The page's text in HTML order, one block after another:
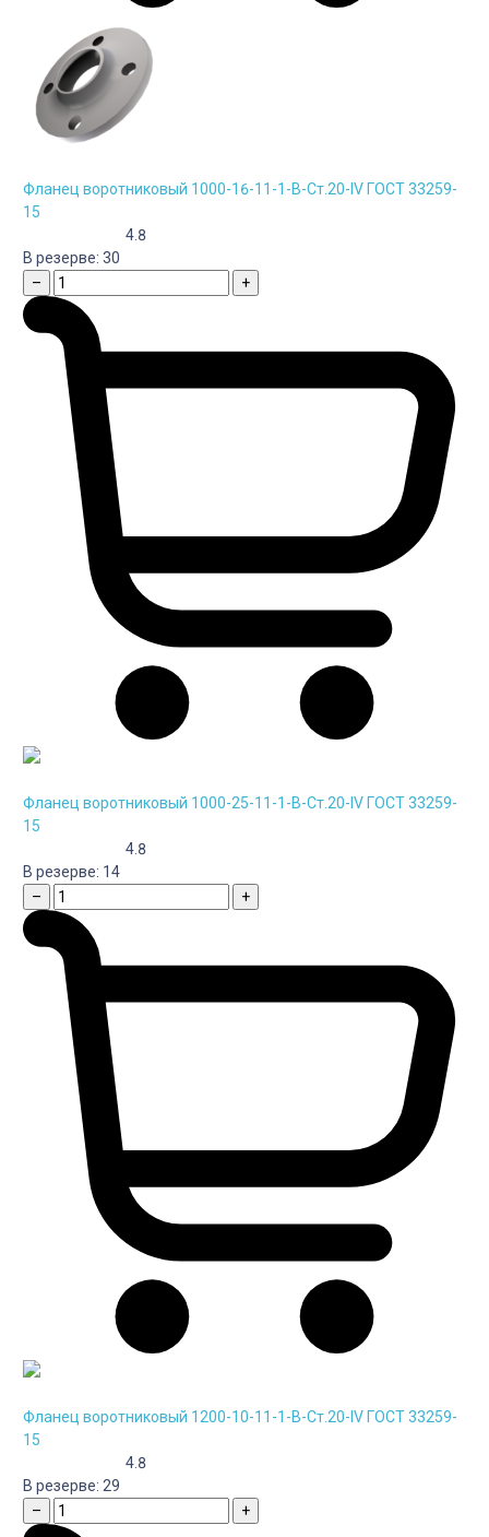
Фланец воротниковый 1000-16-11-1-B-Cт.20-IV ГОСТ 33259-
15
4.8
В резерве: 30
–
+
Фланец воротниковый 1000-25-11-1-B-Cт.20-IV ГОСТ 33259-
15
4.8
В резерве: 14
–
+
Фланец воротниковый 1200-10-11-1-B-Cт.20-IV ГОСТ 33259-
15
4.8
В резерве: 29
–
+